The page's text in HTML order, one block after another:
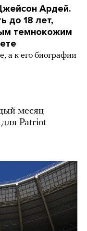
Ардей.
до 18 лет,
темнокожим
а к его биографии
месяц
для Patriot